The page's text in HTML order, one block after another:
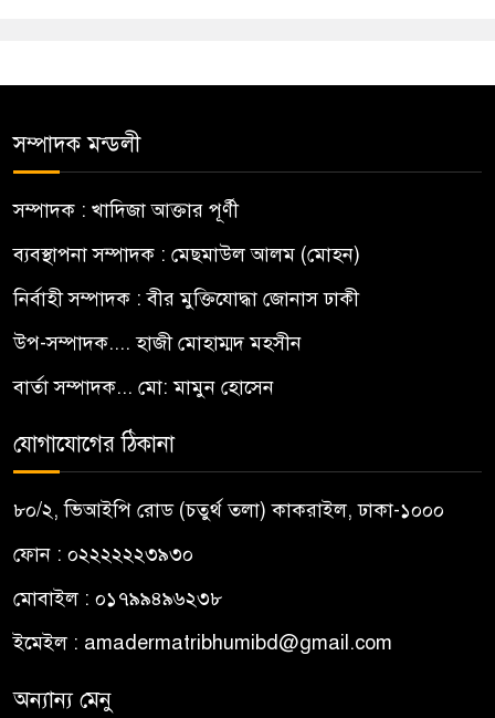
সম্পাদক মন্ডলী
সম্পাদক : খাদিজা আক্তার পূর্ণী
ব্যবস্থাপনা সম্পাদক : মেছমাউল আলম (মোহন)
নির্বাহী সম্পাদক : বীর মুক্তিযোদ্ধা জোনাস ঢাকী
উপ-সম্পাদক.... হাজী মোহাম্মদ মহসীন
বার্তা সম্পাদক... মো: মামুন হোসেন
যোগাযোগের ঠিকানা
৮০/২, ভিআইপি রোড (চতুর্থ তলা) কাকরাইল, ঢাকা-১০০০
ফোন : ০২২২২২২৩৯৩০
মোবাইল : ০১৭৯৯৪৯৬২৩৮
ইমেইল : amadermatribhumibd@gmail.com
অন্যান্য মেনু